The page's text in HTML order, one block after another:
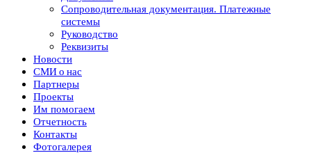
Сопроводительная документация. Платежные
системы
Руководство
Реквизиты
Новости
СМИ о нас
Партнеры
Проекты
Им помогаем
Отчетность
Контакты
Фотогалерея